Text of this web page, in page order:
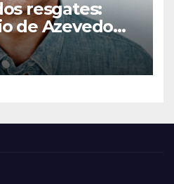
resgates:
de Azevedo
a
a missão dos
na literatura